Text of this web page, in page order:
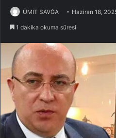
ÜMİT SAVĞA Haziran 18,
1 dakika okuma süresi